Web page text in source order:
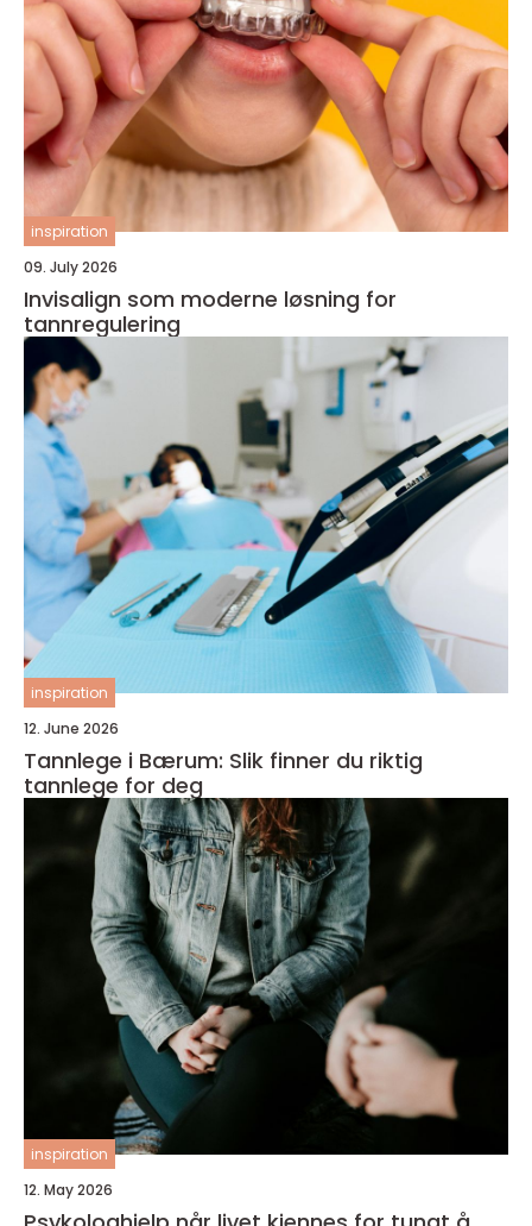
inspiration
09. July 2026
Invisalign som moderne løsning for
tannregulering
inspiration
12. June 2026
Tannlege i Bærum: Slik finner du riktig
tannlege for deg
inspiration
12. May 2026